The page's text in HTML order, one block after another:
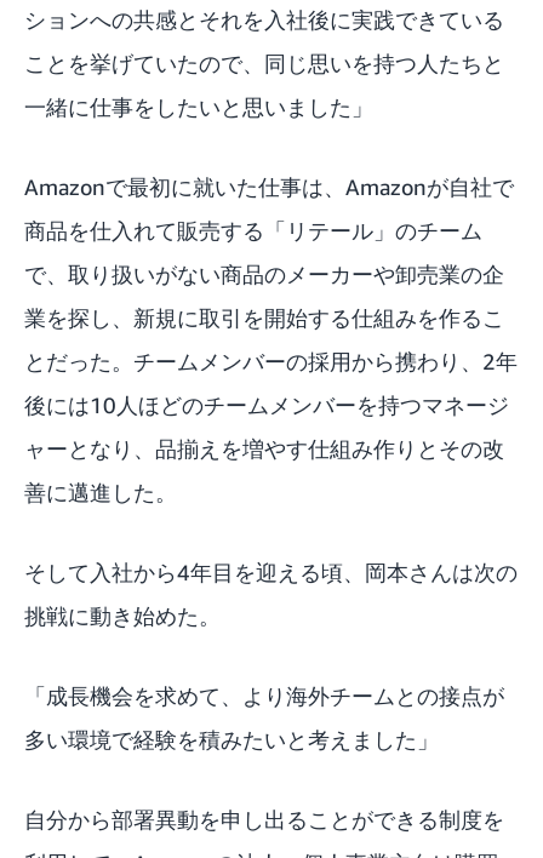
ションへの共感とそれを入社後に実践できている
ことを挙げていたので、同じ思いを持つ人たちと
一緒に仕事をしたいと思いました」
Amazonで最初に就いた仕事は、Amazonが自社で
商品を仕入れて販売する「リテール」のチーム
で、取り扱いがない商品のメーカーや卸売業の企
業を探し、新規に取引を開始する仕組みを作るこ
とだった。チームメンバーの採用から携わり、2年
後には10人ほどのチームメンバーを持つマネージ
ャーとなり、品揃えを増やす仕組み作りとその改
善に邁進した。
そして入社から4年目を迎える頃、岡本さんは次の
挑戦に動き始めた。
「成長機会を求めて、より海外チームとの接点が
多い環境で経験を積みたいと考えました」
自分から部署異動を申し出ることができる制度を